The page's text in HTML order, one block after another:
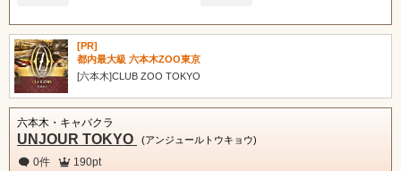
[PR]
都内最大級 六本木ZOO東京
[六本木]CLUB ZOO TOKYO
六本木・キャバクラ
UNJOUR TOKYO (アンジュールトウキョウ)
0件 190pt